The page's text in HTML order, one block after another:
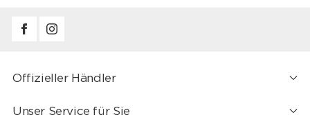
Offizieller Händler
Unser Service für Sie